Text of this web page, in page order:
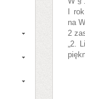
I
na
2
„2.